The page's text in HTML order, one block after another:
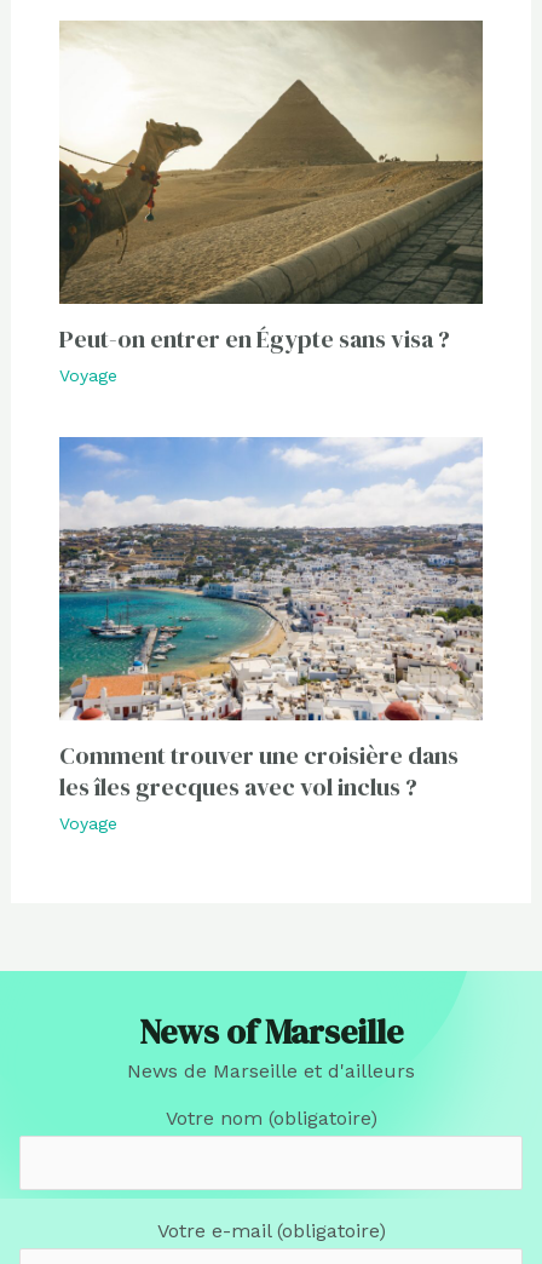
Peut-on entrer en Égypte sans visa ?
Voyage
Comment trouver une croisière dans
les îles grecques avec vol inclus ?
Voyage
News of Marseille
News de Marseille et d'ailleurs
Votre nom (obligatoire)
Votre e-mail (obligatoire)